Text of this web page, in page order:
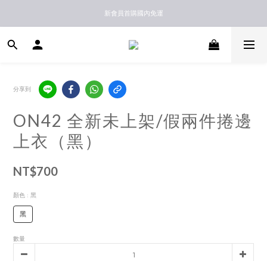
新馬港澳順豐到付配送
新會員首購國內免運
新馬港澳順豐到付配送
分享到
ON42 全新未上架/假兩件捲邊
上衣（黑）
NT$700
顏色 : 黑
黑
數量